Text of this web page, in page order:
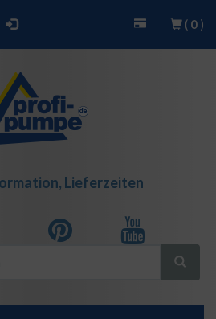
( 0 )
Lieferzeiten